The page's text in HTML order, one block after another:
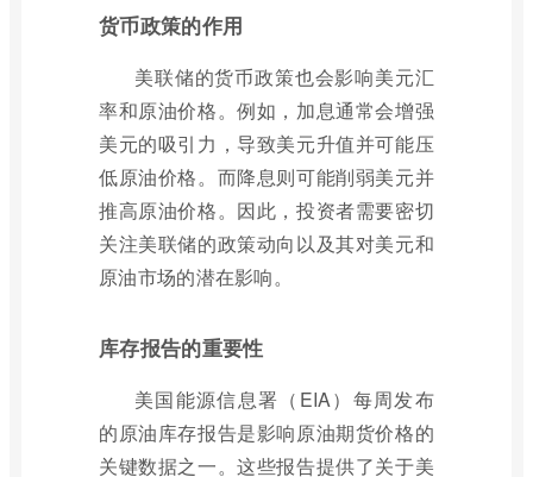
货币政策的作用
美联储的货币政策也会影响美元汇
率和原油价格。例如，加息通常会增强
美元的吸引力，导致美元升值并可能压
低原油价格。而降息则可能削弱美元并
推高原油价格。因此，投资者需要密切
关注美联储的政策动向以及其对美元和
原油市场的潜在影响。
库存报告的重要性
美国能源信息署（EIA）每周发布
的原油库存报告是影响原油期货价格的
关键数据之一。这些报告提供了关于美